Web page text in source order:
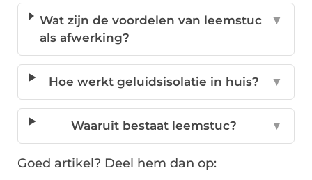
Wat zijn de voordelen van leemstuc
als afwerking?
▼
Hoe werkt geluidsisolatie in huis? ▼
Waaruit bestaat leemstuc? ▼
Goed artikel? Deel hem dan op: